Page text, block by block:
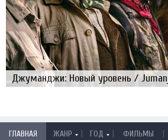
Джуманджи: Новый уровень /
ГЛАВНАЯ ЖАНР | ГОД | ФИЛЬМЫ |